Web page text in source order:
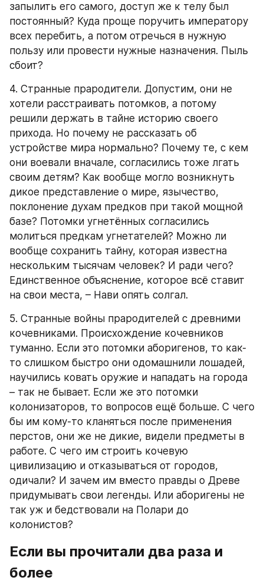
запылить его самого, доступ же к телу был
постоянный? Куда проще поручить императору
всех перебить, а потом отречься в нужную
пользу или провести нужные назначения. Пыль
сбоит?
4. Странные прародители. Допустим, они не
хотели расстраивать потомков, а потому
решили держать в тайне историю своего
прихода. Но почему не рассказать об
устройстве мира нормально? Почему те, с кем
они воевали вначале, согласились тоже лгать
своим детям? Как вообще могло возникнуть
дикое представление о мире, язычество,
поклонение духам предков при такой мощной
базе? Потомки угнетённых согласились
молиться предкам угнетателей? Можно ли
вообще сохранить тайну, которая известна
нескольким тысячам человек? И ради чего?
Единственное объяснение, которое всё ставит
на свои места, – Нави опять солгал.
5. Странные войны прародителей с древними
кочевниками. Происхождение кочевников
туманно. Если это потомки аборигенов, то как-
то слишком быстро они одомашнили лошадей,
научились ковать оружие и нападать на города
– так не бывает. Если же это потомки
колонизаторов, то вопросов ещё больше. С чего
бы им кому-то кланяться после применения
перстов, они же не дикие, видели предметы в
работе. С чего им строить кочевую
цивилизацию и отказываться от городов,
одичали? И зачем им вместо правды о Древе
придумывать свои легенды. Или аборигены не
так уж и бедствовали на Полари до
колонистов?
Если вы прочитали два раза и
более